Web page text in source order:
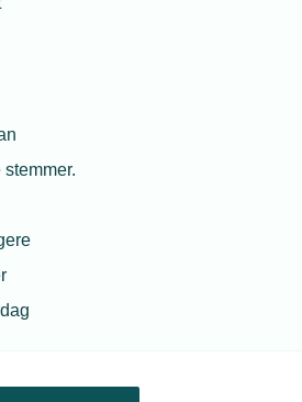
Fra kaffe til vin. Fra
kom vidt omkring, hvis man var
Genoplev dagen her.